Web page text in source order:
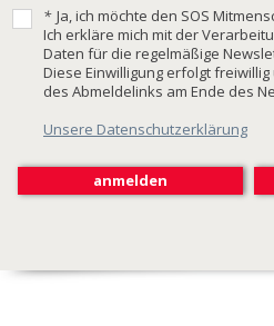
* Ja, ich möchte den SOS
Ich erkläre mich mit der
Daten für die regelmäßige
Diese Einwilligung erfolgt
des Abmeldelinks am Ende des
Unsere Datenschutzerklärung